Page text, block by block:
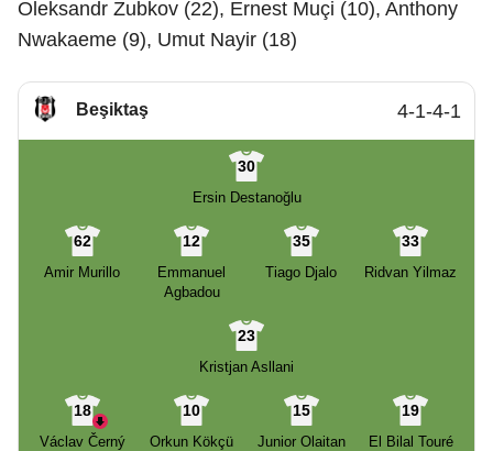
Oleksandr Zubkov (22), Ernest Muçi (10), Anthony
Nwakaeme (9), Umut Nayir (18)
Beşiktaş 4-1-4-1
30
Ersin Destanoğlu
62
Amir Murillo
12
Emmanuel
Agbadou
35
Tiago Djalo
33
Ridvan Yilmaz
23
Kristjan Asllani
18
Václav Černý
10
Orkun Kökçü
15
Junior Olaitan
19
El Bilal Touré